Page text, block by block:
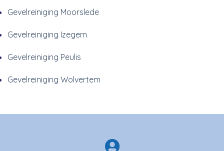
Gevelreiniging Moorslede
Gevelreiniging Izegem
Gevelreiniging Peulis
Gevelreiniging Wolvertem